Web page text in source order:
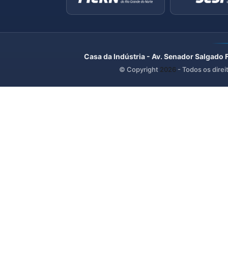
Casa da Indústria - Av. Senador
© Copyright 2026 - Todos os